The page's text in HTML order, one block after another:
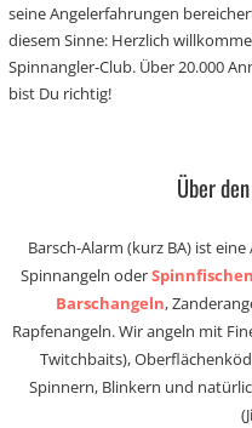
seine Angelerfahrungen
diesem Sinne: Herzlich
Spinnangler-Club. Über 20.000
bist Du richtig!
Über
Barsch-Alarm (kurz BA) ist
Spinnangeln oderSpinnfischen
Barschangeln,
Rapfenangeln. Wir angeln mit
Twitchbaits),
Spinnern, Blinkern und